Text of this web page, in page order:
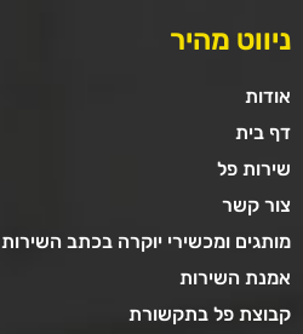
ניווט מהיר
אודות
דף בית
שירות פל
צור קשר
מותגים ומכשירי יוקרה בכתב השירות
אמנת השירות
קבוצת פל בתקשורת